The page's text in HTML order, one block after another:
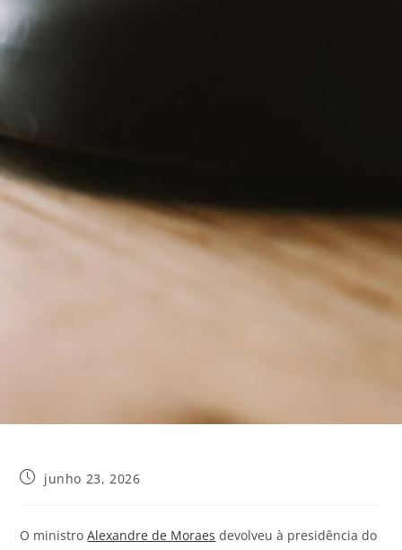
junho 23, 2026
O ministroAlexandre de Moraes devolveu à presidência do